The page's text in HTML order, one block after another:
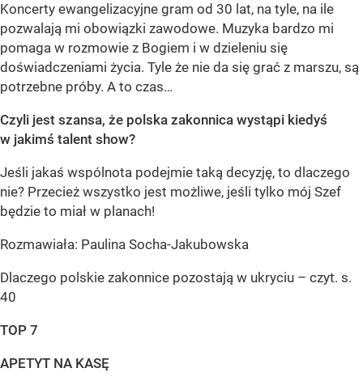
Koncerty ewangelizacyjne gram od 30 lat, na tyle, na ile
pozwalają mi obowiązki zawodowe. Muzyka bardzo mi
pomaga w rozmowie z Bogiem i w dzieleniu się
doświadczeniami życia. Tyle że nie da się grać z marszu, są
potrzebne próby. A to czas…
Czyli jest szansa, że polska zakonnica wystąpi kiedyś
w jakimś talent show?
Jeśli jakaś wspólnota podejmie taką decyzję, to dlaczego
nie? Przecież wszystko jest możliwe, jeśli tylko mój Szef
będzie to miał w planach!
Rozmawiała: Paulina Socha-Jakubowska
Dlaczego polskie zakonnice pozostają w ukryciu – czyt. s.
40
TOP 7
APETYT NA KASĘ